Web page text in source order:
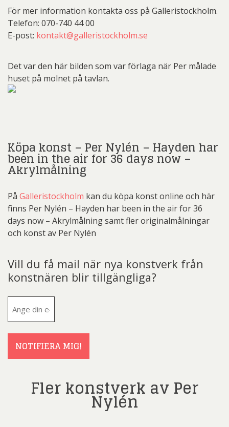
För mer information kontakta oss på Galleristockholm.
Telefon: 070-740 44 00
E-post: kontakt@galleristockholm.se
Det var den här bilden som var förlaga när Per målade
huset på molnet på tavlan.
Köpa konst – Per Nylén – Hayden har
been in the air for 36 days now –
Akrylmålning
På Galleristockholm kan du köpa konst online och här
finns Per Nylén – Hayden har been in the air for 36
days now – Akrylmålning samt fler originalmålningar
och konst av Per Nylén
Vill du få mail när nya konstverk från
konstnären blir tillgängliga?
NOTIFIERA MIG!
Fler konstverk av Per
Nylén